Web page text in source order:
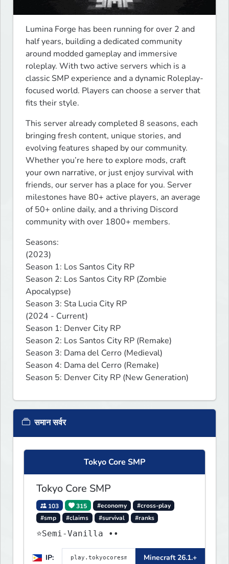
Lumina Forge has been running for over 2 and
half years, building a dedicated community
around modded gameplay and immersive
roleplay. With two active servers which is a
classic SMP experience and a dynamic Roleplay-
focused world. Players can choose a server that
fits their style.
This server already completed 8 seasons, each
bringing fresh content, unique stories, and
evolving features shaped by our community.
Whether you’re here to explore mods, craft
your own narrative, or just enjoy survival with
friends, our server has a place for you. Server
milestones have 80+ active players, an average
of 50+ online daily, and a thriving Discord
community with over 1800+ members.
Seasons:
(2023)
Season 1: Los Santos City RP
Season 2: Los Santos City RP (Zombie
Apocalypse)
Season 3: Sta Lucia City RP
(2024 - Current)
Season 1: Denver City RP
Season 2: Los Santos City RP (Remake)
Season 3: Dama del Cerro (Medieval)
Season 4: Dama del Cerro (Remake)
Season 5: Denver City RP (New Generation)
समान सर्वर
Tokyo Core SMP
Tokyo Core SMP
103 315 #economy
#cross-play
#smp
#claims #survival #ranks
⭐Semi-Vanilla ••
IP: Minecraft 26.1.+